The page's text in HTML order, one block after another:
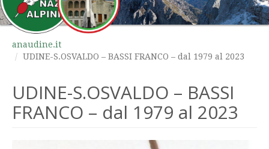
anaudine.it
UDINE-S.OSVALDO – BASSI FRANCO – dal 1979 al 2023
UDINE-S.OSVALDO – BASSI
FRANCO – dal 1979 al 2023